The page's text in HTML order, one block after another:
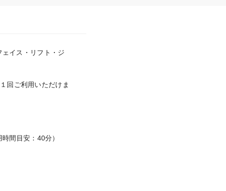
イス・リフト・ジ
回ご利用いただけま
間目安：40分）